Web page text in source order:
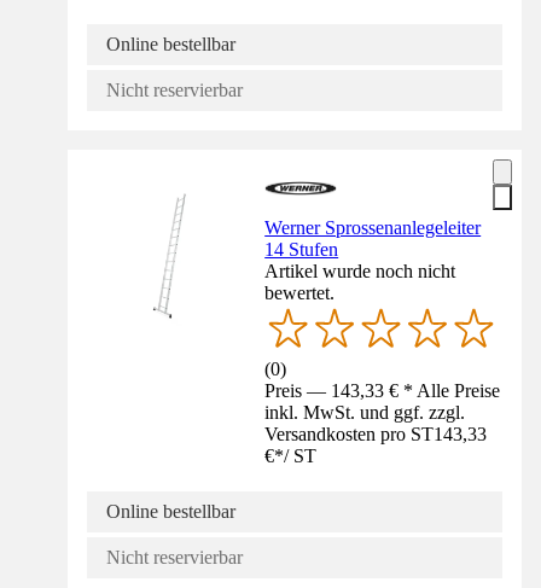
Online bestellbar
Nicht reservierbar
Werner Sprossenanlegeleiter
14 Stufen
Artikel wurde noch nicht
bewertet.
(0)
Preis — 143,33 € * Alle Preise
inkl. MwSt. und ggf. zzgl.
Versandkosten pro ST143,33
€*/ ST
Online bestellbar
Nicht reservierbar